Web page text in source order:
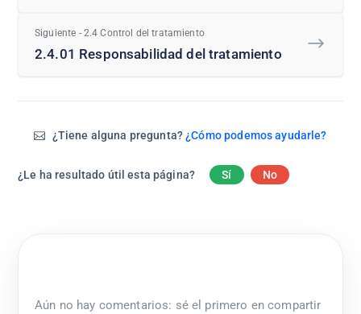
Siguiente - 2.4 Control del tratamiento
2.4.01 Responsabilidad del tratamiento
¿Tiene alguna pregunta?¿Cómo podemos ayudarle?
¿Le ha resultado útil esta página? Sí No
Aún no hay comentarios: sé el primero en compartir